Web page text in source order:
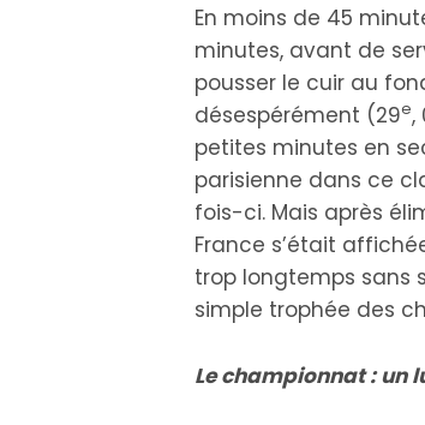
En moins de 45
minutes, avant de
pousser le cuir au
désespérément (29e,
petites minutes en
parisienne dans ce
fois-ci. Mais après
France s’était
trop longtemps sans
simple trophée des
Le championnat : un